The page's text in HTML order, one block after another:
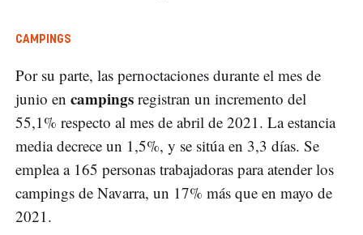
CAMPINGS
Por su parte, las pernoctaciones durante el mes de
junio en campings registran un incremento del
55,1% respecto al mes de abril de 2021. La estancia
media decrece un 1,5%, y se sitúa en 3,3 días. Se
emplea a 165 personas trabajadoras para atender los
campings de Navarra, un 17% más que en mayo de
2021.